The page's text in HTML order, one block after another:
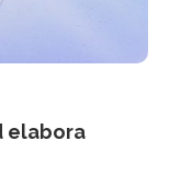
elabora